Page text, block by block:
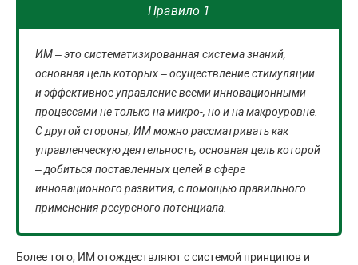
Правило 1
ИМ – это систематизированная система знаний,
основная цель которых – осуществление стимуляции
и эффективное управление всеми инновационными
процессами не только на микро-, но и на макроуровне.
С другой стороны, ИМ можно рассматривать как
управленческую деятельность, основная цель которой
– добиться поставленных целей в сфере
инновационного развития, с помощью правильного
применения ресурсного потенциала.
Более того, ИМ отождествляют с системой принципов и